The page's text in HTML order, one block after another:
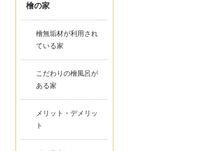
檜の家
檜無垢材が利用され
ている家
こだわりの檜風呂が
ある家
メリット・デメリッ
ト